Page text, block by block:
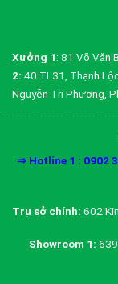
Xưởng 1: 81 Võ Văn
2: 40 TL31, Thạnh
Nguyễn Tri Phương,
⇒ Hotline 1 : 0902
Trụ sở chính: 602
Showroom 1: